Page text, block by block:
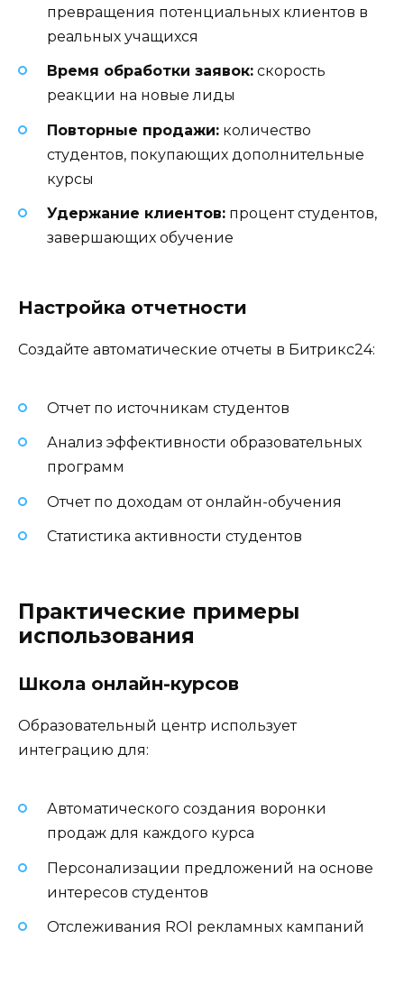
превращения потенциальных клиентов в
реальных учащихся
Время обработки заявок: скорость
реакции на новые лиды
Повторные продажи: количество
студентов, покупающих дополнительные
курсы
Удержание клиентов: процент студентов,
завершающих обучение
Настройка отчетности
Создайте автоматические отчеты в Битрикс24:
Отчет по источникам студентов
Анализ эффективности образовательных
программ
Отчет по доходам от онлайн-обучения
Статистика активности студентов
Практические примеры
использования
Школа онлайн-курсов
Образовательный центр использует
интеграцию для:
Автоматического создания воронки
продаж для каждого курса
Персонализации предложений на основе
интересов студентов
Отслеживания ROI рекламных кампаний